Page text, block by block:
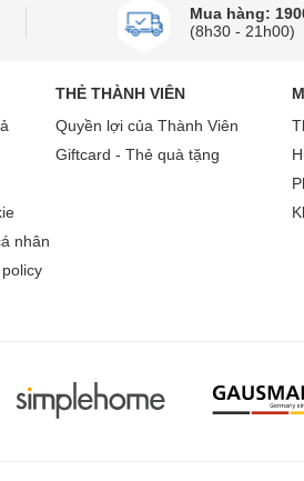
Mua hàng:
(8h30 - 21h00)
nhân
THẺ THÀNH VIÊN
Quyền lợi của Thành Viên
Giftcard - Thẻ quà tặng